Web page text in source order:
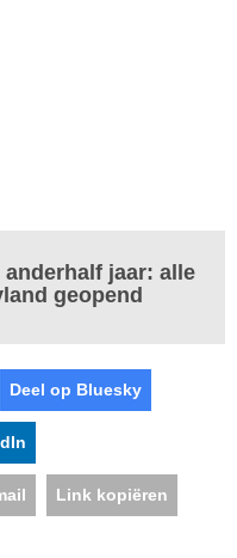
jaar: alle
geopend
Deel op Bluesky
Link kopiëren